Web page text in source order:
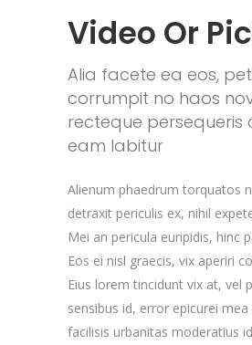
Video Or
Alia facete ea eos,
corrumpit no haos
recteque persequeris
eam labitur
Alienum phaedrum torquatos
detraxit periculis ex, nihil
Mei an pericula euripidis, hinc
Eos ei nisl graecis, vix aperiri
Eius lorem tincidunt vix at, vel
sensibus id, error epicurei
facilisis urbanitas moderatius